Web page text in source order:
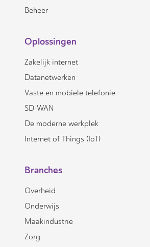
Beheer
Oplossingen
Zakelijk internet
Datanetwerken
Vaste en mobiele telefonie
SD-WAN
De moderne werkplek
Internet of Things (IoT)
Branches
Overheid
Onderwijs
Maakindustrie
Zorg